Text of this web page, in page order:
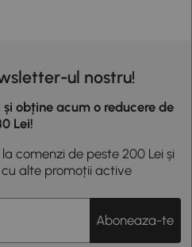
ul nostru!
obține acum o reducere de
Lei!
comenzi de peste 200 Lei și
alte promoții active
Aboneaza-te